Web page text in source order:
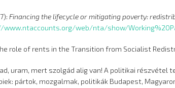
Financing the lifecycle or mitigating poverty:
web/nta/show/
role of rents in the Transition from Socialist
uram, mert szolgád alig van! A politikai részvétel
pártok, mozgalmak, politikák Budapest,